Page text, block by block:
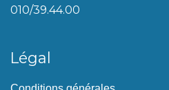
010/39.44.00
Légal